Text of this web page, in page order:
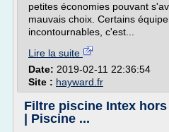
petites économies pouvant
mauvais choix. Certains
incontournables, c'est...
Lire la suite
Date: 2019-02-11 22:36:54
Site : hayward.fr
Filtre piscine Intex
| Piscine ...